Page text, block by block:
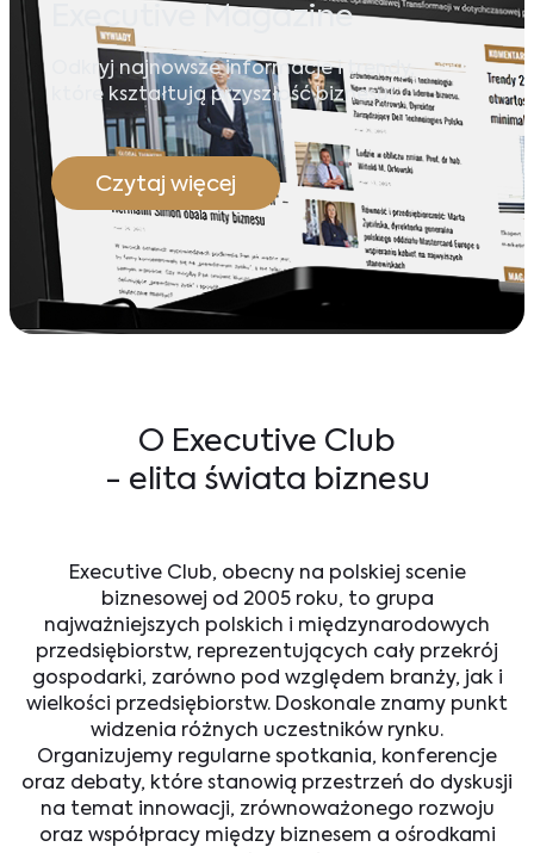
Executive Magazine
Odkryj najnowsze informacje i trendy,
które kształtują przyszłość biznesu!
Czytaj więcej
O Executive Club
- elita świata biznesu
Executive Club, obecny na polskiej scenie
biznesowej od 2005 roku, to grupa
najważniejszych polskich i międzynarodowych
przedsiębiorstw, reprezentujących cały przekrój
gospodarki, zarówno pod względem branży, jak i
wielkości przedsiębiorstw. Doskonale znamy punkt
widzenia różnych uczestników rynku.
Organizujemy regularne spotkania, konferencje
oraz debaty, które stanowią przestrzeń do dyskusji
na temat innowacji, zrównoważonego rozwoju
oraz współpracy między biznesem a ośrodkami